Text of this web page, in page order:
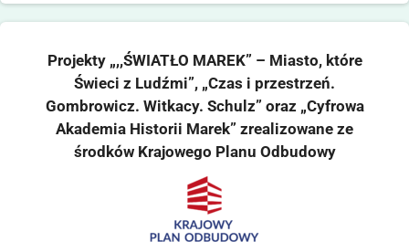
Projekty „,,ŚWIATŁO MAREK” – Miasto, które
Świeci z Ludźmi”, „Czas i przestrzeń.
Gombrowicz. Witkacy. Schulz” oraz „Cyfrowa
Akademia Historii Marek” zrealizowane ze
środków Krajowego Planu Odbudowy